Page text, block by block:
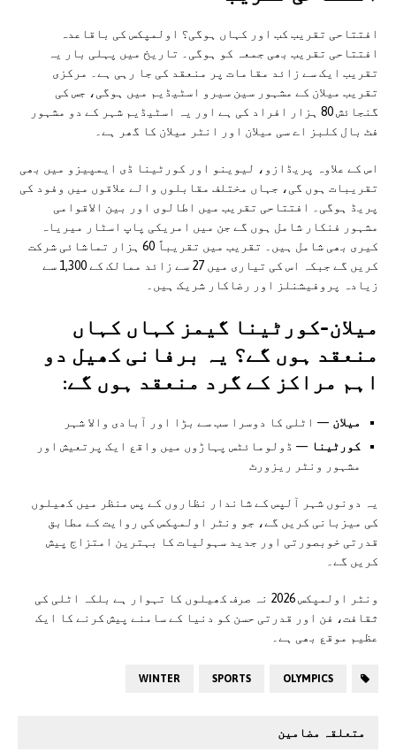
افتتاحی تقریب کب اور کہاں ہوگی؟ اولمپکس کی باقاعدہ
افتتاحی تقریب بھی جمعہ کو ہوگی۔ تاریخ میں پہلی بار یہ
تقریب ایک سے زائد مقامات پر منعقد کی جا رہی ہے۔ مرکزی
تقریب میلان کے مشہور سین سیرو اسٹیڈیم میں ہوگی، جس کی
گنجائش 80 ہزار افراد کی ہے اور یہ اسٹیڈیم شہر کے دو مشہور
فٹ بال کلبز اے سی میلان اور انٹر میلان کا گھر ہے۔
اس کے علاوہ پریڈازو، لیوینو اور کورٹینا ڈی ایمپیزو میں بھی
تقریبات ہوں گی، جہاں مختلف مقابلوں والے علاقوں میں وفود کی
پریڈ ہوگی۔ افتتاحی تقریب میں اطالوی اور بین الاقوامی
مشہور فنکار شامل ہوں گے جن میں امریکی پاپ اسٹار میریاہ
کیری بھی شامل ہیں۔ تقریب میں تقریباً 60 ہزار تماشائی شرکت
کریں گے جبکہ اس کی تیاری میں 27 سے زائد ممالک کے 1,300 سے
زیادہ پروفیشنلز اور رضاکار شریک ہیں۔
میلان-کورٹینا گیمز کہاں کہاں
منعقد ہوں گے؟ یہ برفانی کھیل دو
اہم مراکز کے گرد منعقد ہوں گے:
میلان — اٹلی کا دوسرا سب سے بڑا اور آبادی والا شہر
کورٹینا — ڈولومائٹس پہاڑوں میں واقع ایک پرتعیش اور
مشہور ونٹر ریزورٹ
یہ دونوں شہر آلپس کے شاندار نظاروں کے پس منظر میں کھیلوں
کی میزبانی کریں گے، جو ونٹر اولمپکس کی روایت کے مطابق
قدرتی خوبصورتی اور جدید سہولیات کا بہترین امتزاج پیش
کریں گے۔
ونٹر اولمپکس 2026 نہ صرف کھیلوں کا تہوار ہے بلکہ اٹلی کی
ثقافت، فن اور قدرتی حسن کو دنیا کے سامنے پیش کرنے کا ایک
عظیم موقع بھی ہے۔
OLYMPICS
SPORTS
WINTER
متعلقہ مضامین